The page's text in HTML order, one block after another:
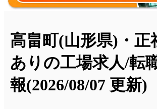
高畠町(山形県)・正
ありの工場求人/転
報(2026/08/07 更新)